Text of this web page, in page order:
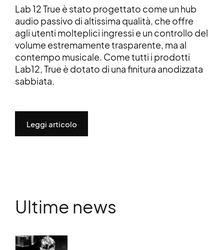
Lab 12 True è stato progettato come un hub
audio passivo di altissima qualità, che offre
agli utenti molteplici ingressi e un controllo del
volume estremamente trasparente, ma al
contempo musicale. Come tutti i prodotti
Lab12, True è dotato di una finitura anodizzata
sabbiata.
Leggi articolo
Ultime news